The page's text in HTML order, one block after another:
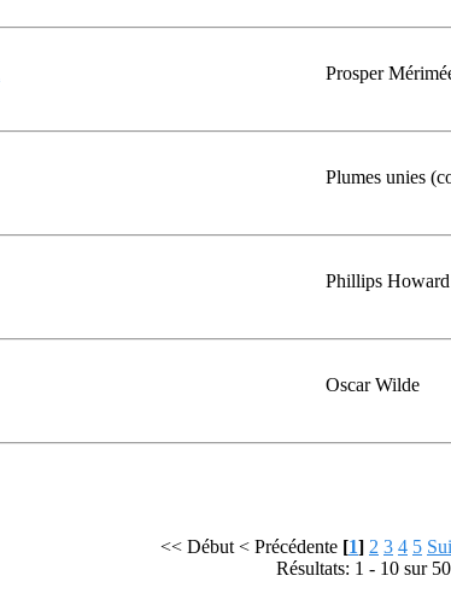
Prosper
Plumes unies
Phillips
Oscar Wilde
<< Début < Précédente [1] 2 3 4 5
Résultats: 1 - 10 sur 50